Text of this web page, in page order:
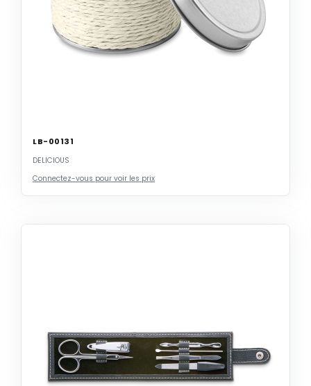
LB-00131
DELICIOUS
Connectez-vous pour voir les prix